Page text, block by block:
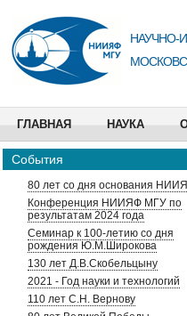
НАУЧНО-
ГЛАВНАЯ НАУКА
События
80 лет со дня основания
Конференция НИИЯФ МГУ по
результатам 2024 года
Семинар к 100-летию со дня
рождения Ю.М.Широкова
130 лет Д.В.Скобельцыну
2021 - Год науки и технологий
110 лет С.Н. Вернову